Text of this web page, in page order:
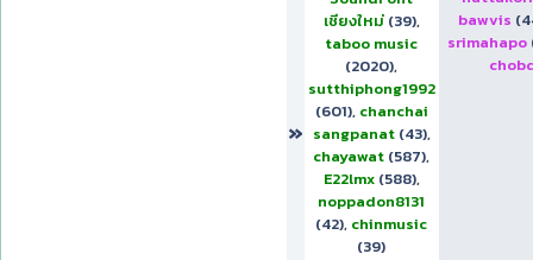
»
เชียงใหม่ (39),
taboo music
(2020),
sutthiphong1992
(601), chanchai
sangpanat (43),
chayawat (587),
E22lmx (588),
noppadon8131
(42), chinmusic
(39)
bawvis
srimahapo